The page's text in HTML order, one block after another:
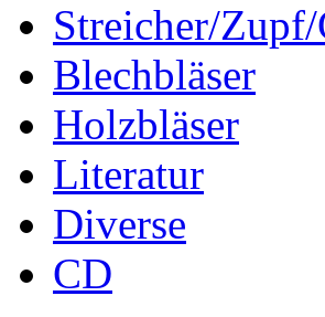
Streicher/
Blechbläser
Holzbläser
Literatur
Diverse
CD